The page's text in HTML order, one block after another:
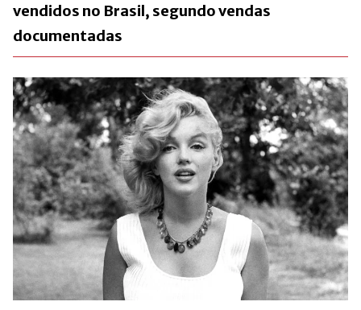
vendidos no Brasil, segundo vendas
documentadas